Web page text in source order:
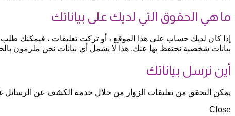
ما هي الحقوق التي لديك على بياناتك
إذا كان لديك حساب على هذا الموقع ، أو تركت تعليقات ، فيمكنك
بيانات شخصية نحتفظ بها عنك. هذا لا يشمل أي بيانات نحن ملزمون
أين نرسل بياناتك
يمكن التحقق من تعليقات الزوار من خلال خدمة الكشف عن الرسائل
Close